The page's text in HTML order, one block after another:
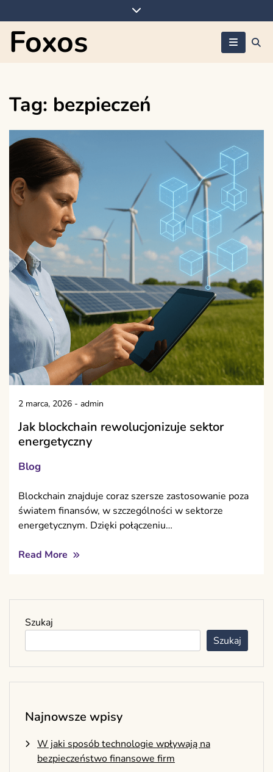
to
content
Foxos
Tag: bezpieczeń
2 marca, 2026 - admin
Jak blockchain rewolucjonizuje sektor
energetyczny
Blog
Blockchain znajduje coraz szersze zastosowanie poza
światem finansów, w szczególności w sektorze
energetycznym. Dzięki połączeniu…
Read More
Szukaj
Szukaj
Najnowsze wpisy
W jaki sposób technologie wpływają na
bezpieczeństwo finansowe firm